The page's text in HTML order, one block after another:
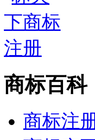
商标百科
商标注